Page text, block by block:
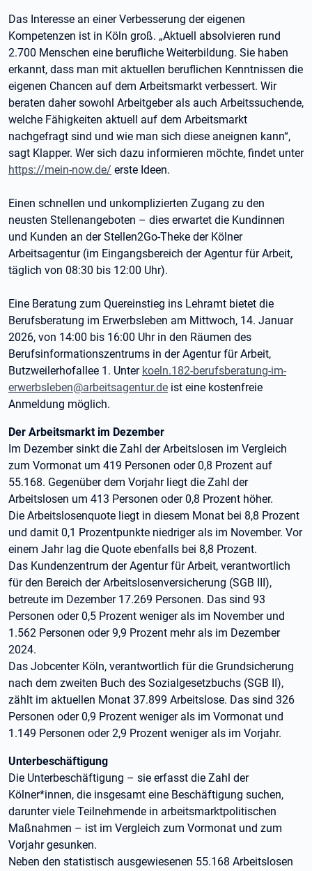
Das Interesse an einer Verbesserung der eigenen
Kompetenzen ist in Köln groß. „Aktuell absolvieren rund
2.700 Menschen eine berufliche Weiterbildung. Sie haben
erkannt, dass man mit aktuellen beruflichen Kenntnissen die
eigenen Chancen auf dem Arbeitsmarkt verbessert. Wir
beraten daher sowohl Arbeitgeber als auch Arbeitssuchende,
welche Fähigkeiten aktuell auf dem Arbeitsmarkt
nachgefragt sind und wie man sich diese aneignen kann“,
sagt Klapper. Wer sich dazu informieren möchte, findet unter
https://mein-now.de/ erste Ideen.
Einen schnellen und unkomplizierten Zugang zu den
neusten Stellenangeboten – dies erwartet die Kundinnen
und Kunden an der Stellen2Go-Theke der Kölner
Arbeitsagentur (im Eingangsbereich der Agentur für Arbeit,
täglich von 08:30 bis 12:00 Uhr).
Eine Beratung zum Quereinstieg ins Lehramt bietet die
Berufsberatung im Erwerbsleben am Mittwoch, 14. Januar
2026, von 14:00 bis 16:00 Uhr in den Räumen des
Berufsinformationszentrums in der Agentur für Arbeit,
Butzweilerhofallee 1. Unter koeln.182-berufsberatung-im-
erwerbsleben@arbeitsagentur.de ist eine kostenfreie
Anmeldung möglich.
Der Arbeitsmarkt im Dezember
Im Dezember sinkt die Zahl der Arbeitslosen im Vergleich
zum Vormonat um 419 Personen oder 0,8 Prozent auf
55.168. Gegenüber dem Vorjahr liegt die Zahl der
Arbeitslosen um 413 Personen oder 0,8 Prozent höher.
Die Arbeitslosenquote liegt in diesem Monat bei 8,8 Prozent
und damit 0,1 Prozentpunkte niedriger als im November. Vor
einem Jahr lag die Quote ebenfalls bei 8,8 Prozent.
Das Kundenzentrum der Agentur für Arbeit, verantwortlich
für den Bereich der Arbeitslosenversicherung (SGB III),
betreute im Dezember 17.269 Personen. Das sind 93
Personen oder 0,5 Prozent weniger als im November und
1.562 Personen oder 9,9 Prozent mehr als im Dezember
2024.
Das Jobcenter Köln, verantwortlich für die Grundsicherung
nach dem zweiten Buch des Sozialgesetzbuchs (SGB II),
zählt im aktuellen Monat 37.899 Arbeitslose. Das sind 326
Personen oder 0,9 Prozent weniger als im Vormonat und
1.149 Personen oder 2,9 Prozent weniger als im Vorjahr.
Unterbeschäftigung
Die Unterbeschäftigung – sie erfasst die Zahl der
Kölner*innen, die insgesamt eine Beschäftigung suchen,
darunter viele Teilnehmende in arbeitsmarktpolitischen
Maßnahmen – ist im Vergleich zum Vormonat und zum
Vorjahr gesunken.
Neben den statistisch ausgewiesenen 55.168 Arbeitslosen